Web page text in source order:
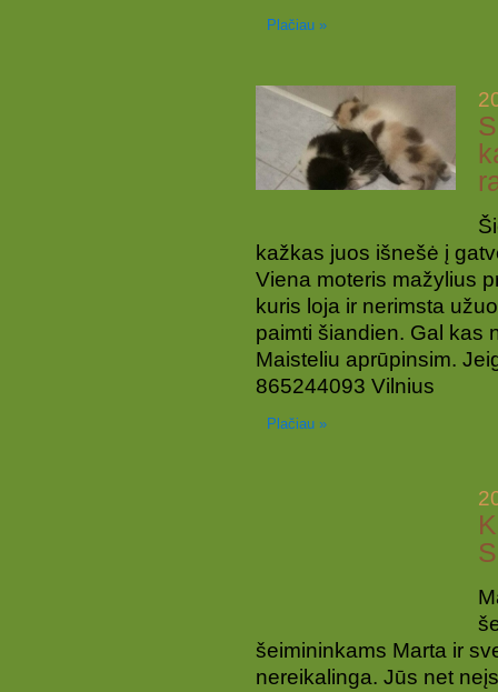
Plačiau »
kažkas juos išnešė į
Viena moteris mažylius
kuris loja ir nerimsta
paimti šiandien. Gal kas
Maisteliu aprūpinsim.
865244093 Vilnius
Plačiau »
šeimininkams Marta ir
nereikalinga. Jūs net